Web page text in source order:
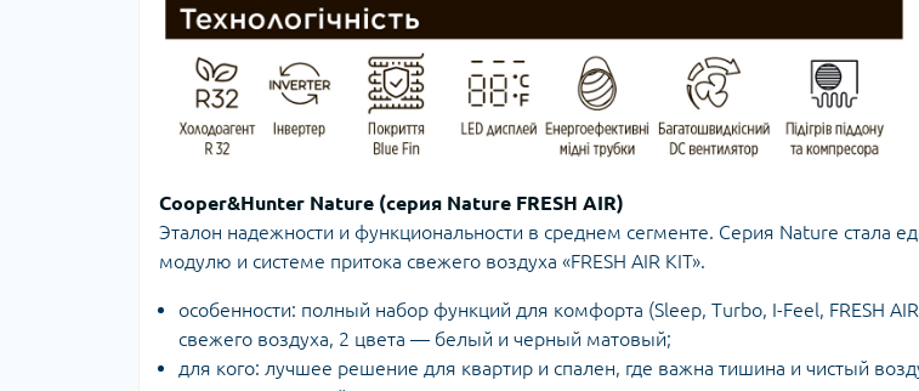
Cooper&Hunter Nature (серия Nature FRESH AIR)
Эталон надежности и функциональности в среднем сегменте. Серия Nature стала
модулю и системе притока свежего воздуха «FRESH AIR KIT».
особенности: полный набор функций для комфорта (Sleep, Turbo, I-Feel, FRESH
свежего воздуха, 2 цвета — белый и черный матовый;
для кого: лучшее решение для квартир и спален, где важна тишина и чистый